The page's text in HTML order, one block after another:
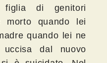
di genitori
quando lei
quando lei ne
dal nuovo